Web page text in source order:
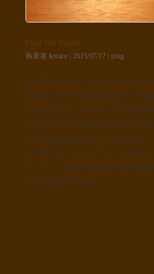
Flap Tail Twerk
執筆者 kotaro| 2015/07/17| plug
Flap Tail Twerk（フラップテールトゥワ
Twerk(トゥワーク)の驚くほどピッチの
ンをそのままに、テールにアルミ合金
ルビッグブレードを装着したモデル。
ードが僅かな水流にもしっかり反応し
ーブ時にもしっかりとフラッシングを
ーベイト。 Length (Body): 75mm
Hook: Mustad Treble...